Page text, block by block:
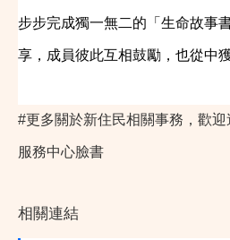
步步完成獨一無二的「生命故事
享，成員彼此互相鼓勵，也從中
#更多關於新住民相關事務，歡
服務中心臉書
相關連結